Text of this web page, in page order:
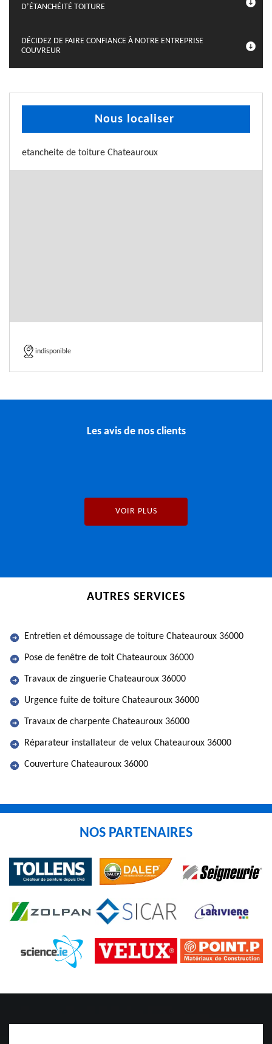
D’ÉTANCHÉITÉ TOITURE
DÉCIDEZ DE FAIRE CONFIANCE À NOTRE ENTREPRISE
COUVREUR
Nous localiser
etancheite de toiture Chateauroux
indisponible
Les avis de nos clients
VOIR PLUS
AUTRES SERVICES
Entretien et démoussage de toiture Chateauroux 36000
Pose de fenêtre de toit Chateauroux 36000
Travaux de zinguerie Chateauroux 36000
Urgence fuite de toiture Chateauroux 36000
Travaux de charpente Chateauroux 36000
Réparateur installateur de velux Chateauroux 36000
Couverture Chateauroux 36000
NOS PARTENAIRES